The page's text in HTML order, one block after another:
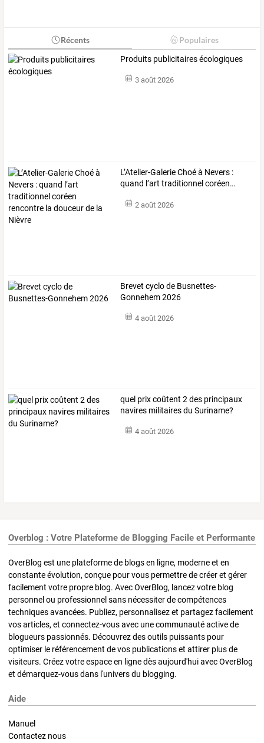
Récents Populaires
Produits publicitaires écologiques
3 août 2026
L’Atelier-GalerieChoéà Nevers :
quand l’art traditionnel coréen…
2 août 2026
Brevet cyclo de Busnettes-
Gonnehem 2026
4 août 2026
quel prix coûtent 2 des principaux
navires militaires du Suriname?
4 août 2026
Overblog : Votre Plateforme de Blogging Facile et Performante
OverBlog est une plateforme de blogs en ligne, moderne et en
constante évolution, conçue pour vous permettre de créer et gérer
facilement votre propre blog. Avec OverBlog, lancez votre blog
personnel ou professionnel sans nécessiter de compétences
techniques avancées. Publiez, personnalisez et partagez facilement
vos articles, et connectez-vous avec une communauté active de
blogueurs passionnés. Découvrez des outils puissants pour
optimiser le référencement de vos publications et attirer plus de
visiteurs. Créez votre espace en ligne dès aujourd'hui avec OverBlog
et démarquez-vous dans l'univers du blogging.
Aide
Manuel
Contactez nous